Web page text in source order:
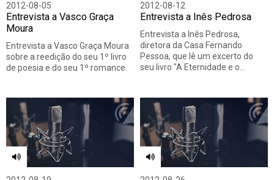
2012-08-05
Entrevista a Vasco Graça
Moura
Entrevista a Vasco Graça Moura
sobre a reedição do seu 1º livro
de poesia e do seu 1º romance.
2012-08-12
Entrevista a Inês Pedrosa
Entrevista a Inês Pedrosa,
diretora da Casa Fernando
Pessoa, que lê um excerto do
seu livro "A Eternidade e o…